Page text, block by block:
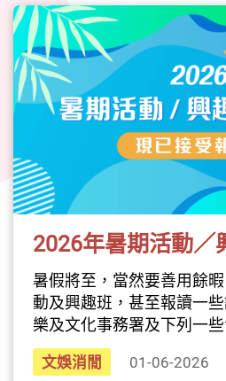
質文化遺產音樂的越南雜
重新書寫亞洲藝術的風景
裔藝采+」戶外嘉年華也將
術節畫下充滿活力的壓軸篇
題展覽與延伸活動，本屆
來自超過30個亞洲及「一
的藝術家參與，當中包含
爾多瓦與捷克等，共呈現
帶領市民與旅客走入世界
這個創意與文化交織的季
入多元而豐富的藝術風景
與靈感的文化盛事。
揭幕節目《三角演義》音
節目《三角演義》音樂會
監製王雙駿領軍，夥拍鼓
俊僖、樂隊主音Jan
首度來港的蒙古重金屬樂
2026年暑期活動／
暑假將至，當然要善用餘
動及興趣班，甚至報讀一
樂及文化事務署及下列一
今年暑假期間將舉辦不同類
信總有一些合你心意。不論
文娛消閒
01-06-2026